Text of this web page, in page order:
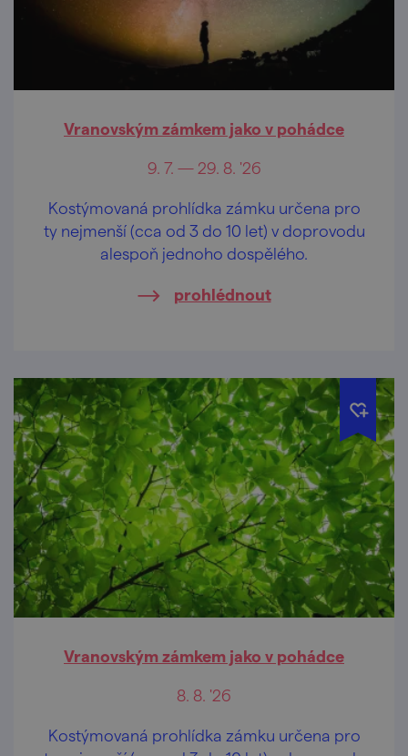
Vranovským zámkem jako v pohádce
9. 7. — 29. 8. '26
Kostýmovaná prohlídka zámku určena pro
ty nejmenší (cca od 3 do 10 let) v doprovodu
alespoň jednoho dospělého.
prohlédnout
Vranovským zámkem jako v pohádce
8. 8. '26
Kostýmovaná prohlídka zámku určena pro